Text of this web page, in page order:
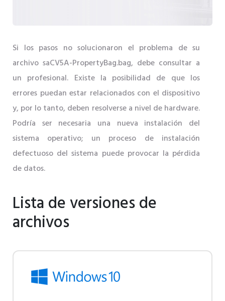
Si los pasos no solucionaron el problema de su
archivo saCV5A-PropertyBag.bag, debe consultar a
un profesional. Existe la posibilidad de que los
errores puedan estar relacionados con el dispositivo
y, por lo tanto, deben resolverse a nivel de hardware.
Podría ser necesaria una nueva instalación del
sistema operativo; un proceso de instalación
defectuoso del sistema puede provocar la pérdida
de datos.
Lista de versiones de
archivos